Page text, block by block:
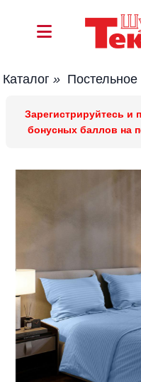
Каталог » Постельное
Зарегистрируйтесь и
бонусных баллов на